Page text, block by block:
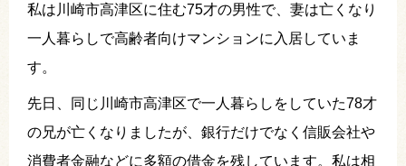
私は川崎市高津区に住む75才の男性で、妻は亡くなり
一人暮らしで高齢者向けマンションに入居していま
す。
先日、同じ川崎市高津区で一人暮らしをしていた78才
の兄が亡くなりましたが、銀行だけでなく信販会社や
消費者金融などに多額の借金を残しています。私は相